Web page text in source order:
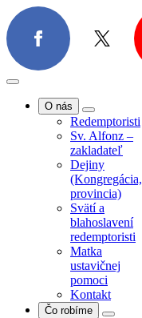
O nás
Redemptoristi
Sv. Alfonz –
zakladateľ
Dejiny
(Kongregácia,
provincia)
Svätí a
blahoslavení
redemptoristi
Matka
ustavičnej
pomoci
Kontakt
Čo robíme